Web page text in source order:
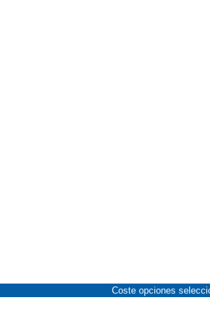
Coste opciones